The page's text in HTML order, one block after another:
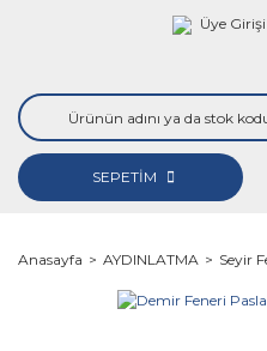
Üye Girişi
SEPETİM
Anasayfa AYDINLATMA Seyir